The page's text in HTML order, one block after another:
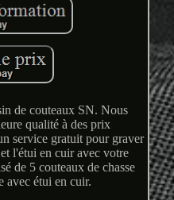
de couteaux SN. Nous
qualité à des prix
service gratuit pour graver
l'étui en cuir avec votre
de 5 couteaux de chasse
avec étui en cuir.